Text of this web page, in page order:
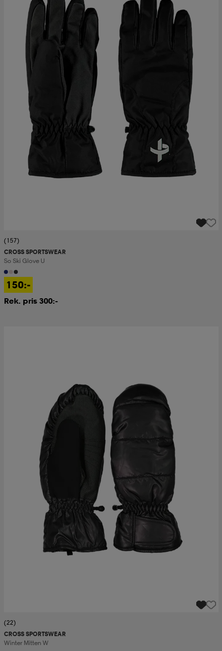
(157)
CROSS SPORTSWEAR
So Ski Glove U
150:-
Rek. pris 300:-
(22)
CROSS SPORTSWEAR
Winter Mitten W